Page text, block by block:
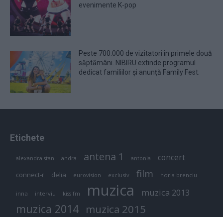
evenimente K-pop
Peste 700.000 de vizitatori în primele două
săptămâni. NIBIRU extinde programul
dedicat familiilor și anunță Family Fest.
Etichete
alexandra stan andra antena 1 antonia concert
connect-r delia eurovision exclusiv film horia brenciu
inna interviu kiss fm muzica muzica 2013
muzica 2014 muzica 2015